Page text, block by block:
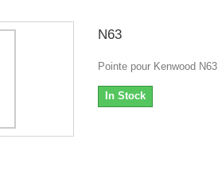
N63
Pointe pour Kenwood N63
In Stock